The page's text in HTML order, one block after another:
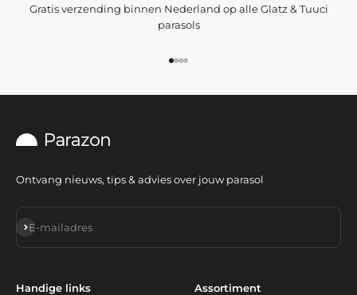
Gratis verzending binnen Nederland op alle Glatz & Tuuci
parasols
Ontvang nieuws, tips & advies over jouw parasol
E-mailadres
Abonneren
Handige links Assortiment